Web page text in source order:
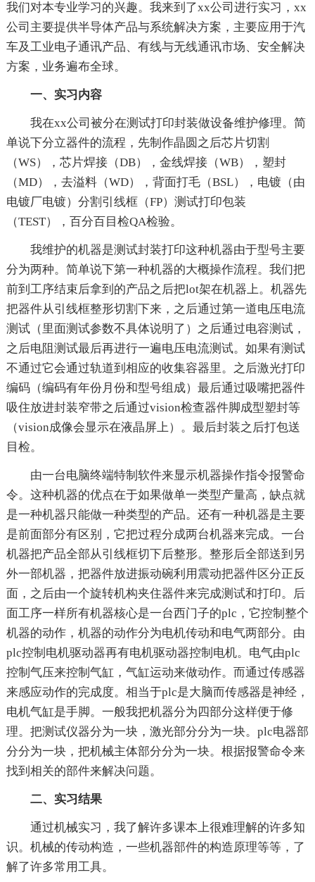
我们对本专业学习的兴趣。我来到了xx公司进行实习，xx
公司主要提供半导体产品与系统解决方案，主要应用于汽
车及工业电子通讯产品、有线与无线通讯市场、安全解决
方案，业务遍布全球。
一、实习内容
我在xx公司被分在测试打印封装做设备维护修理。简
单说下分立器件的流程，先制作晶圆之后芯片切割
（WS），芯片焊接（DB），金线焊接（WB），塑封
（MD），去溢料（WD），背面打毛（BSL），电镀（由
电镀厂电镀）分割引线框（FP）测试打印包装
（TEST），百分百目检QA检验。
我维护的机器是测试封装打印这种机器由于型号主要
分为两种。简单说下第一种机器的大概操作流程。我们把
前到工序结束后拿到的产品之后把lot架在机器上。机器先
把器件从引线框整形切割下来，之后通过第一道电压电流
测试（里面测试参数不具体说明了）之后通过电容测试，
之后电阻测试最后再进行一遍电压电流测试。如果有测试
不通过它会通过轨道到相应的收集容器里。之后激光打印
编码（编码有年份月份和型号组成）最后通过吸嘴把器件
吸住放进封装窄带之后通过vision检查器件脚成型塑封等
（vision成像会显示在液晶屏上）。最后封装之后打包送
目检。
由一台电脑终端特制软件来显示机器操作指令报警命
令。这种机器的优点在于如果做单一类型产量高，缺点就
是一种机器只能做一种类型的产品。还有一种机器是主要
是前面部分有区别，它把过程分成两台机器来完成。一台
机器把产品全部从引线框切下后整形。整形后全部送到另
外一部机器，把器件放进振动碗利用震动把器件区分正反
面，之后由一个旋转机构夹住器件来完成测试和打印。后
面工序一样所有机器核心是一台西门子的plc，它控制整个
机器的动作，机器的动作分为电机传动和电气两部分。由
plc控制电机驱动器再有电机驱动器控制电机。电气由plc
控制气压来控制气缸，气缸运动来做动作。而通过传感器
来感应动作的完成度。相当于plc是大脑而传感器是神经，
电机气缸是手脚。一般我把机器分为四部分这样便于修
理。把测试仪器分为一块，激光部分分为一块。plc电器部
分分为一块，把机械主体部分分为一块。根据报警命令来
找到相关的部件来解决问题。
二、实习结果
通过机械实习，我了解许多课本上很难理解的许多知
识。机械的传动构造，一些机器部件的构造原理等等，了
解了许多常用工具。